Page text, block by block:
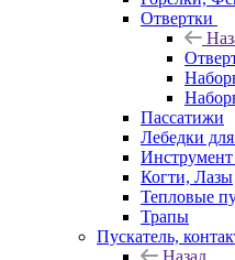
Отвертки
Пассатижи
Лебедки
Когти, Лазы
Тепловые
Трапы
Пускатель,
Назад